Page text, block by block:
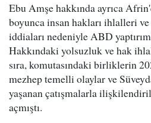
Ebu Amşe hakkında ayrıca
boyunca insan hakları ihlalleri
iddiaları nedeniyle ABD
Hakkındaki yolsuzluk ve hak
sıra, komutasındaki birliklerin
mezhep temelli olaylar ve
yaşanan çatışmalarla
açmıştı.